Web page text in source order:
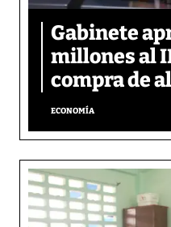
Gabinete
millones al
compra de
ECONOMÍA